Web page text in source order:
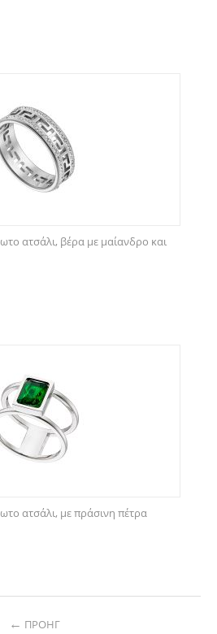
ατσάλι, βέρα με μαίανδρο και
ατσάλι, με πράσινη πέτρα
ΠΡΟΗΓ